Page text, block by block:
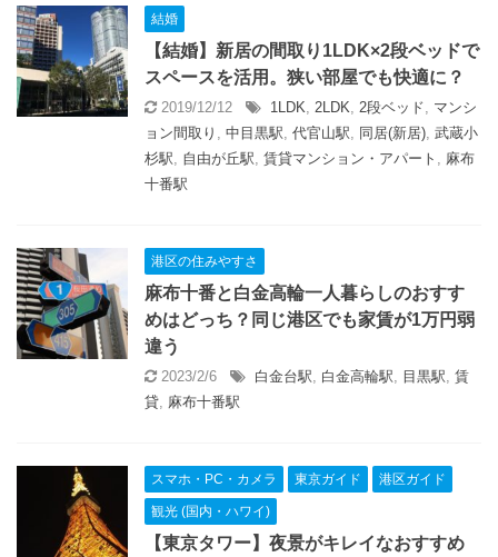
結婚
【結婚】新居の間取り1LDK×2段ベッドで
スペースを活用。狭い部屋でも快適に？
2019/12/12 1LDK, 2LDK, 2段ベッド, マンシ
ョン間取り , 中目黒駅, 代官山駅, 同居(新居), 武蔵小
杉駅, 自由が丘駅, 賃貸マンション・アパート , 麻布
十番駅
港区の住みやすさ
麻布十番と白金高輪一人暮らしのおすす
めはどっち？同じ港区でも家賃が1万円弱
違う
2023/2/6 白金台駅, 白金高輪駅, 目黒駅, 賃
貸, 麻布十番駅
スマホ・PC・カメラ 東京ガイド 港区ガイド
観光 (国内・ハワイ)
【東京タワー】夜景がキレイなおすすめ